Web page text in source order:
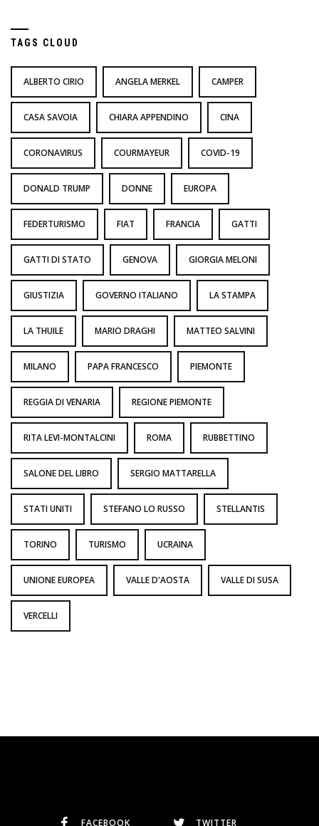
TAGS CLOUD
ALBERTO CIRIO ANGELA MERKEL CAMPER
CASA SAVOIA CHIARA APPENDINO CINA
CORONAVIRUS COURMAYEUR COVID-19
DONALD TRUMP DONNE EUROPA
FEDERTURISMO FIAT FRANCIA GATTI
GATTI DI STATO GENOVA GIORGIA MELONI
GIUSTIZIA GOVERNO ITALIANO LA STAMPA
LA THUILE MARIO DRAGHI MATTEO SALVINI
MILANO PAPA FRANCESCO PIEMONTE
REGGIA DI VENARIA REGIONE PIEMONTE
RITA LEVI-MONTALCINI ROMA RUBBETTINO
SALONE DEL LIBRO SERGIO MATTARELLA
STATI UNITI STEFANO LO RUSSO STELLANTIS
TORINO TURISMO UCRAINA
UNIONE EUROPEA VALLE D'AOSTA VALLE DI SUSA
VERCELLI
FACEBOOK TWITTER